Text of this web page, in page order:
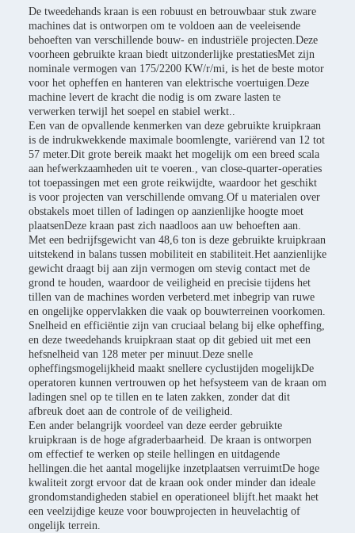
De tweedehands kraan is een robuust en betrouwbaar stuk zware
machines dat is ontworpen om te voldoen aan de veeleisende
behoeften van verschillende bouw- en industriële projecten.Deze
voorheen gebruikte kraan biedt uitzonderlijke prestatiesMet zijn
nominale vermogen van 175/2200 KW/r/mi, is het de beste motor
voor het opheffen en hanteren van elektrische voertuigen.Deze
machine levert de kracht die nodig is om zware lasten te
verwerken terwijl het soepel en stabiel werkt..
Een van de opvallende kenmerken van deze gebruikte kruipkraan
is de indrukwekkende maximale boomlengte, variërend van 12 tot
57 meter.Dit grote bereik maakt het mogelijk om een breed scala
aan hefwerkzaamheden uit te voeren., van close-quarter-operaties
tot toepassingen met een grote reikwijdte, waardoor het geschikt
is voor projecten van verschillende omvang.Of u materialen over
obstakels moet tillen of ladingen op aanzienlijke hoogte moet
plaatsenDeze kraan past zich naadloos aan uw behoeften aan.
Met een bedrijfsgewicht van 48,6 ton is deze gebruikte kruipkraan
uitstekend in balans tussen mobiliteit en stabiliteit.Het aanzienlijke
gewicht draagt bij aan zijn vermogen om stevig contact met de
grond te houden, waardoor de veiligheid en precisie tijdens het
tillen van de machines worden verbeterd.met inbegrip van ruwe
en ongelijke oppervlakken die vaak op bouwterreinen voorkomen.
Snelheid en efficiëntie zijn van cruciaal belang bij elke opheffing,
en deze tweedehands kruipkraan staat op dit gebied uit met een
hefsnelheid van 128 meter per minuut.Deze snelle
opheffingsmogelijkheid maakt snellere cyclustijden mogelijkDe
operatoren kunnen vertrouwen op het hefsysteem van de kraan om
ladingen snel op te tillen en te laten zakken, zonder dat dit
afbreuk doet aan de controle of de veiligheid.
Een ander belangrijk voordeel van deze eerder gebruikte
kruipkraan is de hoge afgraderbaarheid. De kraan is ontworpen
om effectief te werken op steile hellingen en uitdagende
hellingen.die het aantal mogelijke inzetplaatsen verruimtDe hoge
kwaliteit zorgt ervoor dat de kraan ook onder minder dan ideale
grondomstandigheden stabiel en operationeel blijft.het maakt het
een veelzijdige keuze voor bouwprojecten in heuvelachtig of
ongelijk terrein.